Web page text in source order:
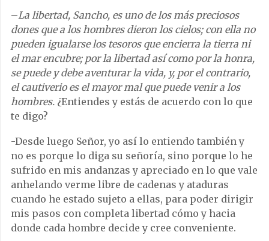
–La libertad, Sancho, es uno de los más preciosos
dones que a los hombres dieron los cielos; con ella no
pueden igualarse los tesoros que encierra la tierra ni
el mar encubre; por la libertad así como por la honra,
se puede y debe aventurar la vida, y, por el contrario,
el cautiverio es el mayor mal que puede venir a los
hombres. ¿Entiendes y estás de acuerdo con lo que
te digo?
-Desde luego Señor, yo así lo entiendo también y
no es porque lo diga su señoría, sino porque lo he
sufrido en mis andanzas y apreciado en lo que vale
anhelando verme libre de cadenas y ataduras
cuando he estado sujeto a ellas, para poder dirigir
mis pasos con completa libertad cómo y hacia
donde cada hombre decide y cree conveniente.